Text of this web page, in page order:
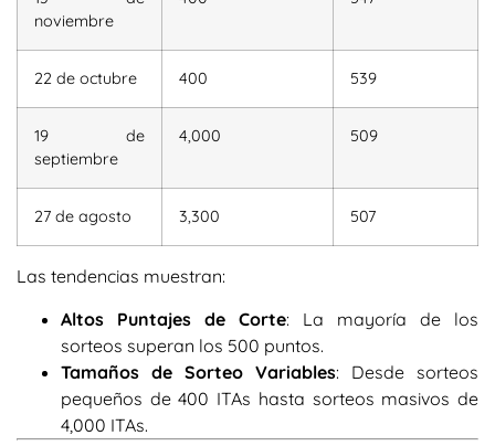
noviembre
22 de octubre 400 539
19 de
septiembre
4,000 509
27 de agosto 3,300 507
Las tendencias muestran:
Altos Puntajes de Corte: La mayoría de los
sorteos superan los 500 puntos.
Tamaños de Sorteo Variables: Desde sorteos
pequeños de 400 ITAs hasta sorteos masivos de
4,000 ITAs.